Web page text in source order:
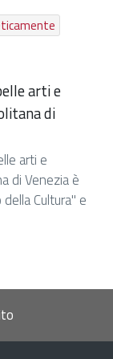
arti e
di
arti e
di Venezia è
Cultura" e